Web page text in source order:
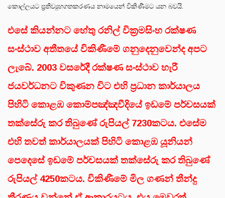
කොල්ලයට ප්‍රතිව්‍යුහගතකරණය නාමයෙන් විකිණීමට යන බවයි.
එසේ කියන්නට හේතු රනිල් වික්‍රමසිංහ රක්ෂණ
සංස්ථාව අතීතයේ විකිණීමේ ගනුදෙනුවෙන්ද අපට
ලැබේ. 2003 වසරේදී රක්ෂණ සංස්ථාව හැරී
ජයවර්ධනට විකුණන විට එහි ප්‍රධාන කාර්යාලය
පිහිටි කොළඹ කොම්පඤ්ඤවීදියේ ඉඩමේ පර්චසයක්
තක්සේරු කර තිබුණේ රුපියල් 7230කටය. එසේම
එහි තවත් කාර්යාලයක් පිහිටි කොළඹ යූනියන්
පෙදෙසේ ඉඩමේ පර්චසයක් තක්සේරු කර තිබුණේ
රුපියල් 4250කටය. විකිණීමේ මිල ගණන් තීන්දු